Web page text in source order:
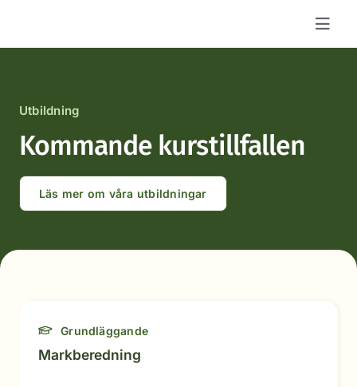
innehållet
Utbildning
Kommande kurstillfallen
Läs mer om våra utbildningar
Grundläggande
Markberedning